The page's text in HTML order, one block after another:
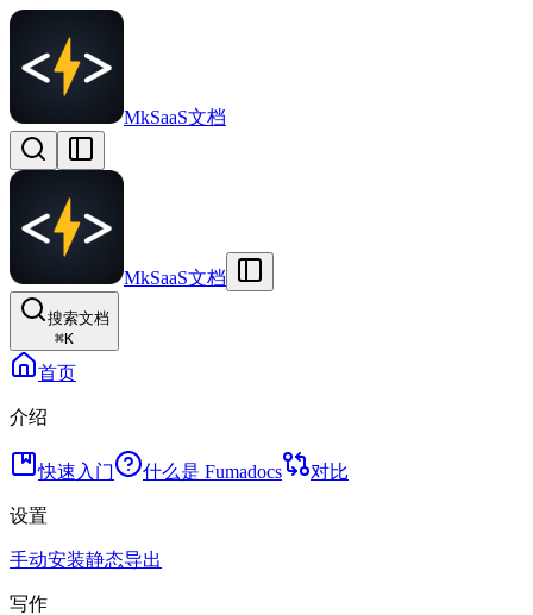
MkSaaS文档
MkSaaS文档
搜索文档
⌘K
首页
介绍
快速入门 什么是 Fumadocs 对比
设置
手动安装静态导出
写作